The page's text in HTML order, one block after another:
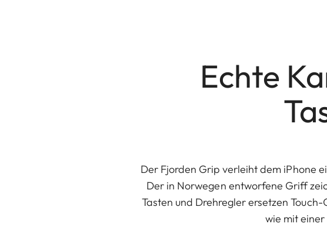
Echte
Der Fjorden Grip verleiht dem iPhone
Der in Norwegen entworfene Griff
Tasten und Drehregler ersetzen
wie mit